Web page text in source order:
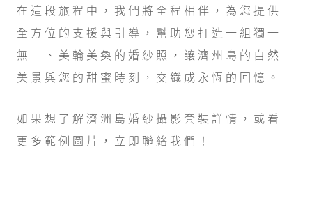
在這段旅程中，我們將全程相伴，為您提供
全方位的支援與引導，幫助您打造一組獨一
無二、美輪美奐的婚紗照，讓濟州島的自然
美景與您的甜蜜時刻，交織成永恆的回憶。
如果想了解濟洲島婚紗攝影套裝詳情，或看
更多範例圖片，立即聯絡我們！